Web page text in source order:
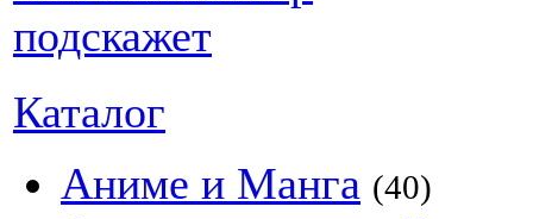
Каталог
Аниме и Манга (40)